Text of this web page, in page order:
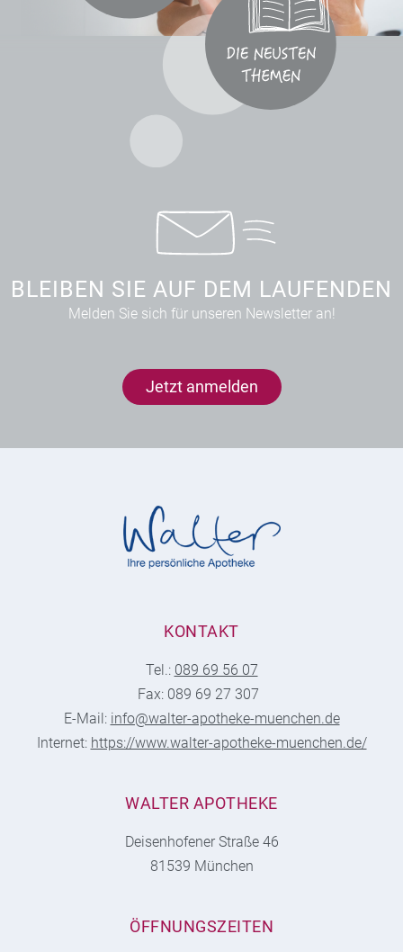
BLEIBEN SIE AUF DEM LAUFENDEN
Melden Sie sich für unseren Newsletter an!
Jetzt anmelden
KONTAKT
Tel.: 089 69 56 07
Fax: 089 69 27 307
E-Mail: info@walter-apotheke-muenchen.de
Internet: https://www.walter-apotheke-muenchen.de/
WALTER APOTHEKE
Deisenhofener Straße 46
81539 München
ÖFFNUNGSZEITEN